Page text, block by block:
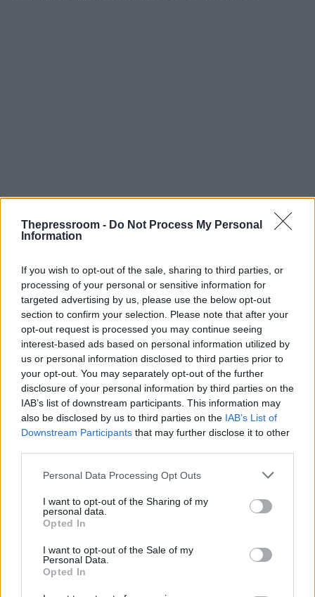
Thepressroom - Do Not Process My Personal
Information
If you wish to opt-out of the sale, sharing to third parties, or
processing of your personal or sensitive information for
targeted advertising by us, please use the below opt-out
section to confirm your selection. Please note that after your
opt-out request is processed you may continue seeing
interest-based ads based on personal information utilized by
us or personal information disclosed to third parties prior to
your opt-out. You may separately opt-out of the further
disclosure of your personal information by third parties on the
IAB’s list of downstream participants. This information may
also be disclosed by us to third parties on the IAB’s List of
Downstream Participants that may further disclose it to other
Please note that this website/app uses one or more Google
not limited to your visit or usage behaviour. You may click to
grant or deny consent to Google and its third-party tags to
use your data for below specified purposes in below Google
consent section.
Personal Data Processing Opt Outs
I want to opt-out of the Sharing of my
personal data.
Opted In
I want to opt-out of the Sale of my
Personal Data.
Opted In
αποστολή η φρεγάτα «ΥΔΡΑ» είχε αποτρέψει
πλοίου, χρησιμοποιώντας τότε τον κύριο οπλισμό
του σκάφους, δηλαδή το πρωραίο πυροβόλο των
Στους 11 μήνες που διαρκεί ως τώρα η